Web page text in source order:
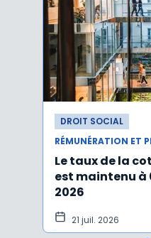
DROIT SOCIAL
RÉMUNÉRATION ET
Le taux de la
est maintenu à
2026
21 juil. 2026